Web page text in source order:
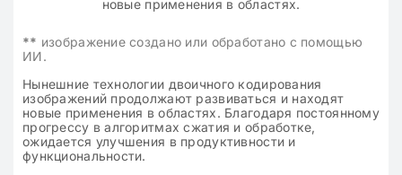
** изображение создано или обработано с помощью
ИИ.
Нынешние технологии двоичного кодирования
изображений продолжают развиваться и находят
новые применения в областях. Благодаря постоянному
прогрессу в алгоритмах сжатия и обработке,
ожидается улучшения в продуктивности и
функциональности.